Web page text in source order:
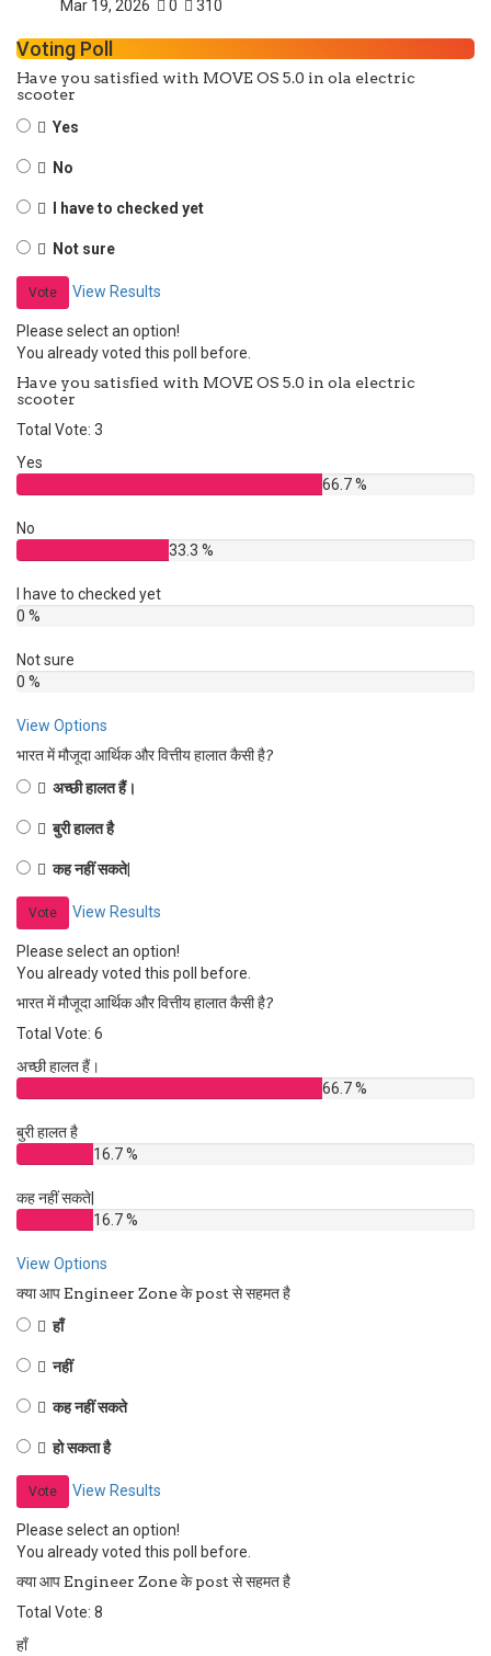
Mar 19, 2026 0 310
Voting Poll
Have you satisfied with MOVE OS 5.0 in ola electric
scooter
Yes
No
I have to checked yet
Not sure
Vote View Results
Please select an option!
You already voted this poll before.
Have you satisfied with MOVE OS 5.0 in ola electric
scooter
Total Vote: 3
Yes
66.7 %
No
33.3 %
I have to checked yet
0 %
Not sure
0 %
View Options
भारत में मौजूदा आर्थिक और वित्तीय हालात कैसी है?
अच्छी हालत हैं।
बुरी हालत है
कह नहीं सकते|
Vote View Results
Please select an option!
You already voted this poll before.
भारत में मौजूदा आर्थिक और वित्तीय हालात कैसी है?
Total Vote: 6
अच्छी हालत हैं।
66.7 %
बुरी हालत है
16.7 %
कह नहीं सकते|
16.7 %
View Options
क्या आप Engineer Zone के post से सहमत है
हाँ
नहीं
कह नहीं सकते
हो सकता है
Vote View Results
Please select an option!
You already voted this poll before.
क्या आप Engineer Zone के post से सहमत है
Total Vote: 8
हाँ